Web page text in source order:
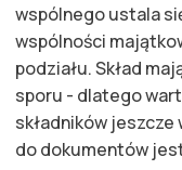
wspólnego ustala
wspólności
podziału. Skład
sporu - dlatego
składników
do dokumentów